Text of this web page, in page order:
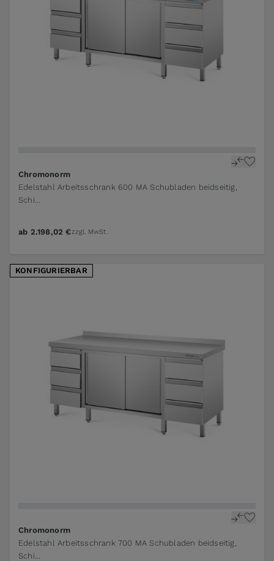
Chromonorm
Edelstahl Arbeitsschrank 600 MA Schubladen beidseitig,
Schi...
The price depends on the options chosen on the
ab 2.198,02 €zzgl. MwSt.
KONFIGURIERBAR
Chromonorm
Edelstahl Arbeitsschrank 700 MA Schubladen beidseitig,
Schi...
The price depends on the options chosen on the